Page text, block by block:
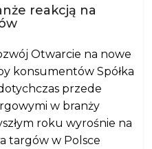
reakcją na
Otwarcie na nowe
konsumentów Spółka
przede
w branży
roku wyrośnie na
targów w Polsce